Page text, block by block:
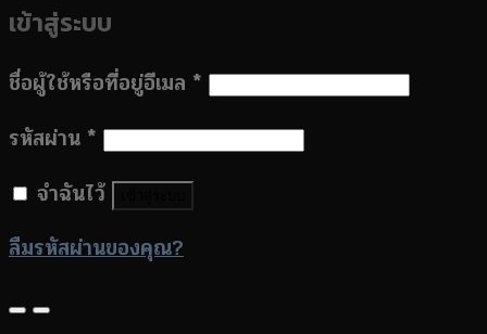
เข้าสู่ระบบ
ชื่อผู้ใช้หรือที่อยู่อีเมล *
รหัสผ่าน *
จำฉันไว้
ลืมรหัสผ่านของคุณ?